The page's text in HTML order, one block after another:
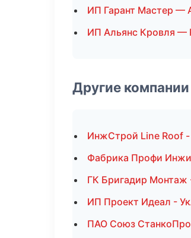
ИП Гарант Мастер —
ИП Альянс Кровля —
Другие компании
ИнжСтрой Line Roof
Фабрика Профи
ГК Бригадир Монтаж
ИП Проект Идеал -
ПАО Союз